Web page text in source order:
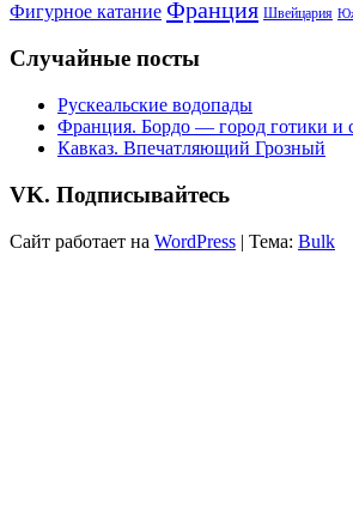
Фигурное катание Франция Швейцария
Случайные посты
Рускеальские водопады
Франция. Бордо — город готики и
Кавказ. Впечатляющий Грозный
VK. Подписывайтесь
Сайт работает на WordPress | Тема: Bulk